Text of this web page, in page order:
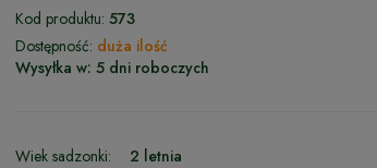
Kod produktu: 573
Dostępność: duża ilość
Wysyłka w: 5 dni roboczych
Wiek sadzonki:
2 letnia